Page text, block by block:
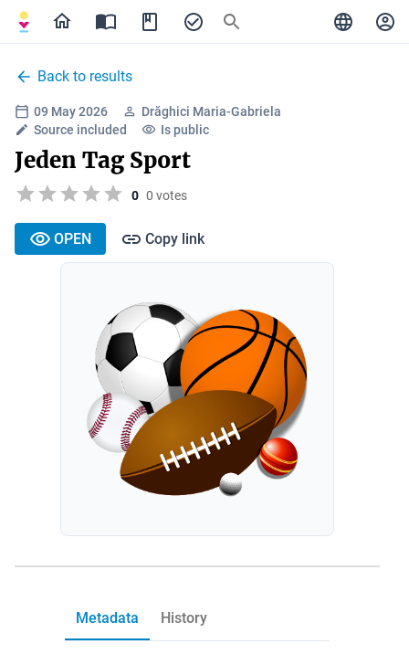
Back to results
09 May 2026
Drăghici Maria-Gabriela
Source included
Is public
Jeden Tag Sport
0 0 votes
OPEN Copy link
Metadata History